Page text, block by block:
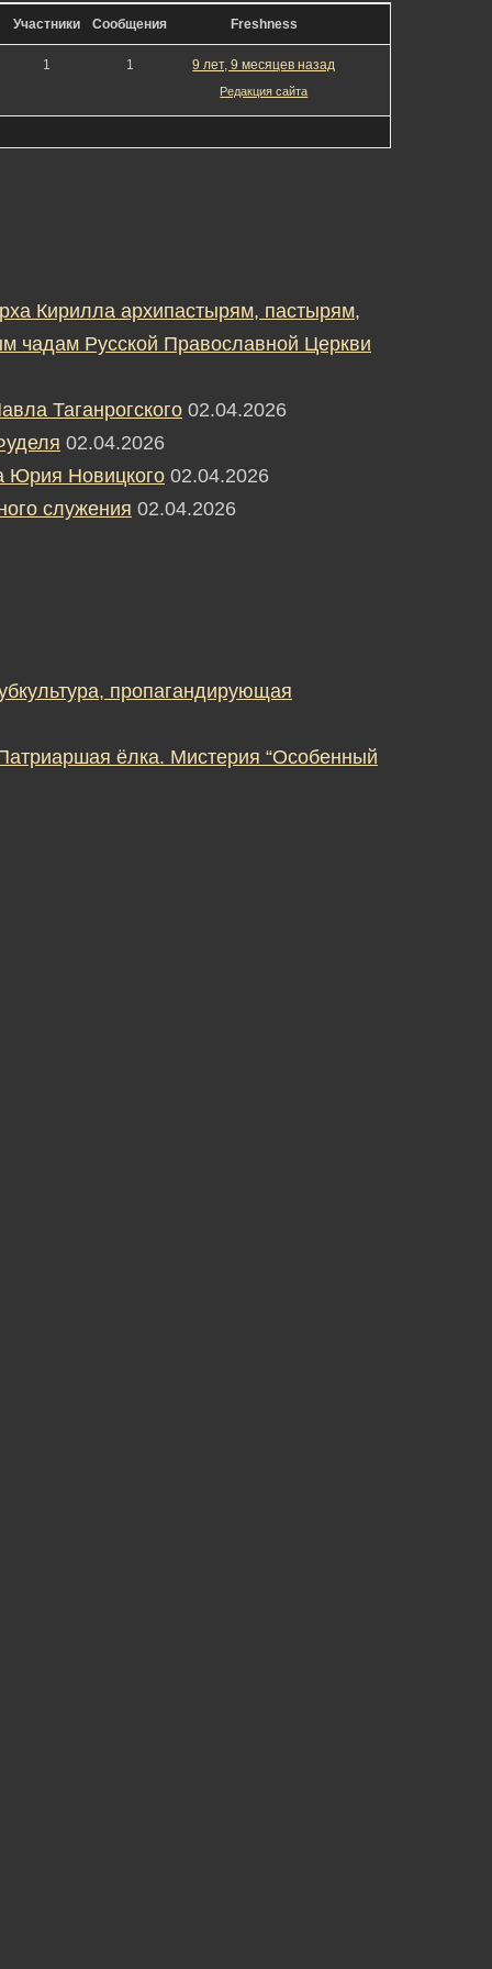
Участники Сообщения Freshness
1 1 9 лет, 9 месяцев назад
Редакция сайта
Кирилла архипастырям, пастырям,
чадам Русской Православной Церкви
Таганрогского 02.04.2026
02.04.2026
Юрия Новицкого 02.04.2026
служения 02.04.2026
пропагандирующая
ёлка. Мистерия “Особенный